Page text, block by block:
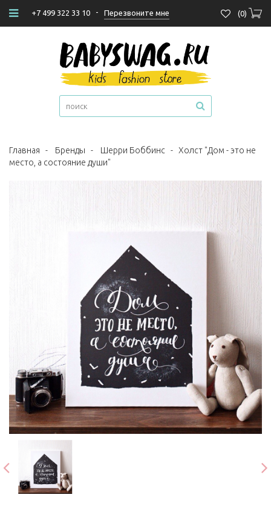
+7 499 322 33 10 - Перезвоните мне (0)
Главная - Бренды - Шерри Боббинс - Холст "Дом - это не
место, а состояние души"